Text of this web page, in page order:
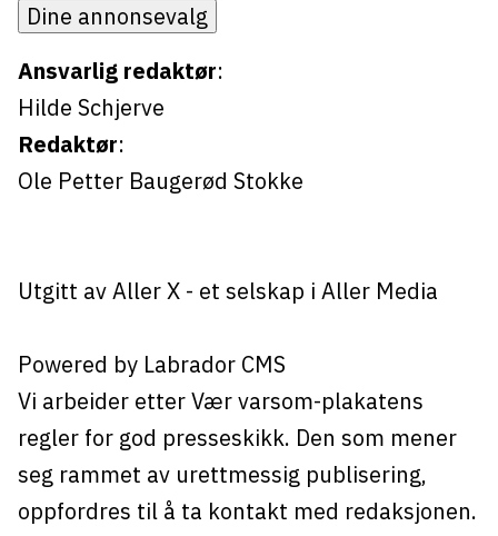
Dine annonsevalg
Ansvarlig redaktør:
Hilde Schjerve
Redaktør:
Ole Petter Baugerød Stokke
Utgitt av Aller X- et selskap i Aller Media
Powered by Labrador CMS
Vi arbeider etter Vær varsom-plakatens
regler for god presseskikk. Den som mener
seg rammet av urettmessig publisering,
oppfordres til å ta kontakt med redaksjonen.